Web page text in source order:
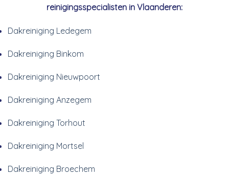
reinigingsspecialisten in Vlaanderen:
Dakreiniging Ledegem
Dakreiniging Binkom
Dakreiniging Nieuwpoort
Dakreiniging Anzegem
Dakreiniging Torhout
Dakreiniging Mortsel
Dakreiniging Broechem